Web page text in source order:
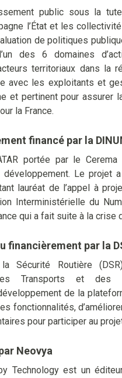
public sous la
l’État et les
de politiques
des 6 domaines
territoriaux dans la
avec les exploitants et
et pertinent pour assurer
la France.
financé par la
portée par le
Le projet
lauréat de l’appel à
Interministérielle du
qui a fait suite à la crise
financièrement par la
Sécurité Routière
Transports et des
de la
fonctionnalités,
pour participer au
Neovya
Technology est un